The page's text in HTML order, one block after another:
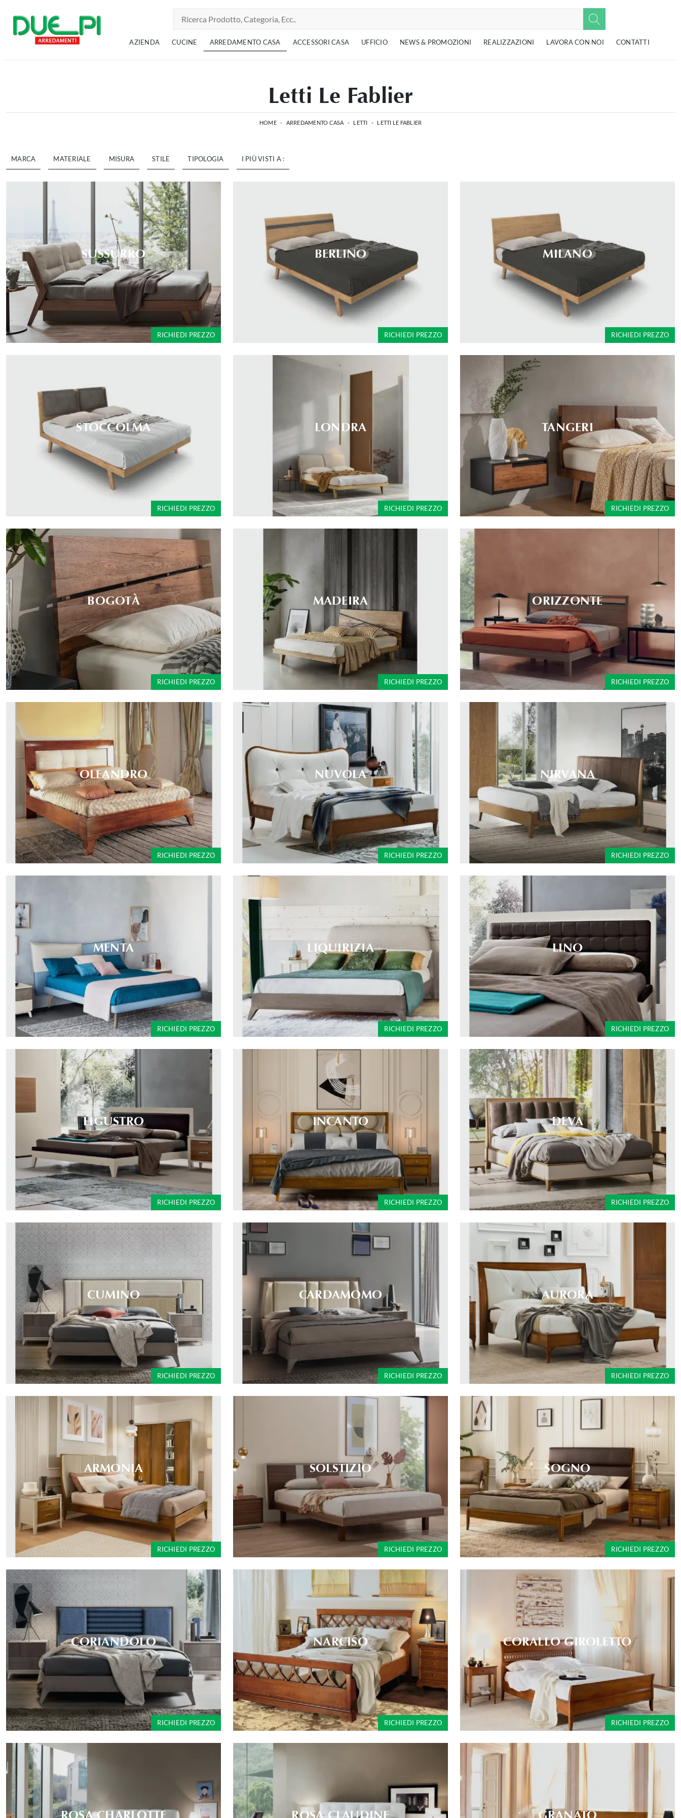
AZIENDA CUCINE ARREDAMENTO CASA ACCESSORI CASA UFFICIO NEWS & PROMOZIONI REALIZZAZIONI LAVORA CON NOI CONTATTI
Letti Le Fablier
HOME - ARREDAMENTO CASA - LETTI - LETTI LE FABLIER
MARCA MATERIALE MISURA STILE TIPOLOGIA I PIÙ VISTI A :
SUSSURRO
RICHIEDI PREZZO
BERLINO
RICHIEDI PREZZO
MILANO
RICHIEDI PREZZO
STOCCOLMA
RICHIEDI PREZZO
LONDRA
RICHIEDI PREZZO
TANGERI
RICHIEDI PREZZO
BOGOTÀ
RICHIEDI PREZZO
MADEIRA
RICHIEDI PREZZO
ORIZZONTE
RICHIEDI PREZZO
OLEANDRO
RICHIEDI PREZZO
NUVOLA
RICHIEDI PREZZO
NIRVANA
RICHIEDI PREZZO
MENTA
RICHIEDI PREZZO
LIQUIRIZIA
RICHIEDI PREZZO
LINO
RICHIEDI PREZZO
LIGUSTRO
RICHIEDI PREZZO
INCANTO
RICHIEDI PREZZO
DEVA
RICHIEDI PREZZO
CUMINO
RICHIEDI PREZZO
CARDAMOMO
RICHIEDI PREZZO
AURORA
RICHIEDI PREZZO
ARMONIA
RICHIEDI PREZZO
SOLSTIZIO
RICHIEDI PREZZO
SOGNO
RICHIEDI PREZZO
CORIANDOLO
RICHIEDI PREZZO
NARCISO
RICHIEDI PREZZO
CORALLO GIROLETTO
RICHIEDI PREZZO
ROSA CHARLOTTE ROSA CLAUDINE GRANATO